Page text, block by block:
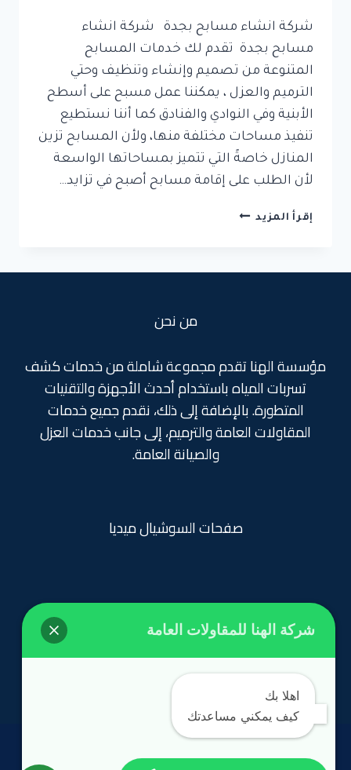
شركة انشاء مسابح بجدة شركة انشاء
مسابح بجدة تقدم لك خدمات المسابح
المتنوعة من تصميم وإنشاء وتنظيف وحتي
الترميم والعزل ، يمكننا عمل مسبح على أسطح
الأبنية وفي النوادي والفنادق كما أننا نستطيع
تنفيذ مساحات مختلفة منها، ولأن المسابح تزين
المنازل خاصةً التي تتميز بمساحاتها الواسعة
لأن الطلب على إقامة مسابح أصبح في تزايد…
إقرأ المزيد شركة
من نحن
مؤسسة الهنا تقدم مجموعة شاملة من خدمات كشف
تسربات المياه باستخدام أحدث الأجهزة والتقنيات
المتطورة. بالإضافة إلى ذلك، نقدم جميع خدمات
المقاولات العامة والترميم، إلى جانب خدمات العزل
والصيانة العامة.
صفحات السوشيال ميديا
روابط تهمك
الرئيسية
شركة الهنا للمقاولات العامة
اهلا بك
كيف يمكني مساعدتك